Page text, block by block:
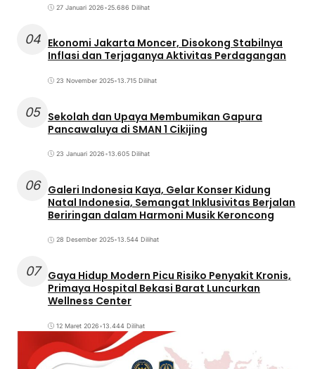
27 Januari 2026•25.686 Dilihat
04 Ekonomi Jakarta Moncer, Disokong Stabilnya
Inflasi dan Terjaganya Aktivitas Perdagangan
23 November 2025•13.715 Dilihat
05 Sekolah dan Upaya Membumikan Gapura
Pancawaluya di SMAN 1 Cikijing
23 Januari 2026•13.605 Dilihat
06 Galeri Indonesia Kaya, Gelar Konser Kidung
Natal Indonesia, Semangat Inklusivitas Berjalan
Beriringan dalam Harmoni Musik Keroncong
28 Desember 2025•13.544 Dilihat
07
Gaya Hidup Modern Picu Risiko Penyakit Kronis,
Primaya Hospital Bekasi Barat Luncurkan
Wellness Center
12 Maret 2026•13.444 Dilihat